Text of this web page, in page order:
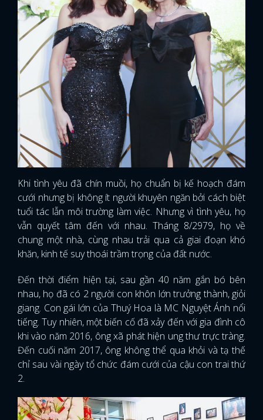
Khi tình yêu đã chín muồi, họ chuẩn bị kế hoạch đám
cưới nhưng bị không ít người khuyên ngăn bởi cách biệt
tuổi tác lẫn môi trường làm việc. Nhưng vì tình yêu, họ
vẫn quyết tâm đến với nhau. Tháng 8/2979, họ về
chung một nhà, cùng nhau trải qua cả giai đoạn khó
khăn, kinh tế suy thoái trầm trọng của đất nước.
Đến thời điểm hiện tại, sau gần 40 năm gắn bó bên
nhau, họ đã có 2 người con khôn lớn trưởng thành, giỏi
giang. Con gái lớn của Thuý Hoa là MC Nguyệt Ánh nổi
tiếng. Tuy nhiên, một biến cố đã xảy đến với gia đình cô
khi vào năm 2016, ông xã phát hiện ung thư trực tràng.
Đến cuối năm 2017, ông không thể qua khỏi và tạ thế
chỉ sau vài ngày tổ chức đám cưới của cậu con trai thứ
2.